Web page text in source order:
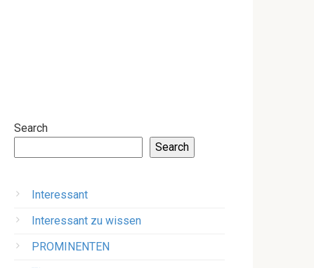
Search
Search
Interessant
Interessant zu wissen
PROMINENTEN